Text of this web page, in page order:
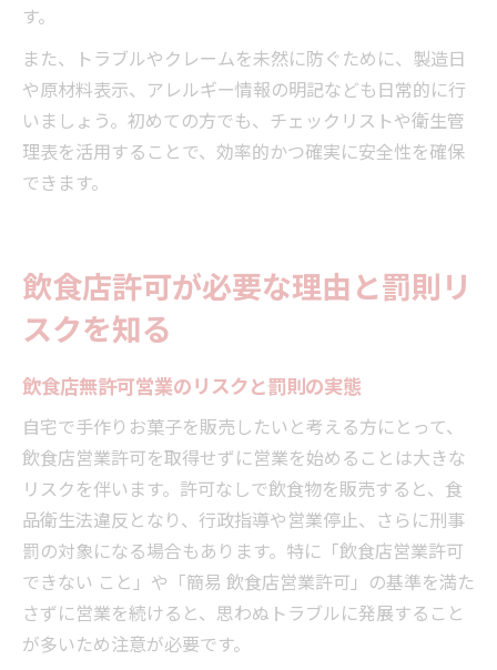
す。
また、トラブルやクレームを未然に防ぐために、製造日
や原材料表示、アレルギー情報の明記なども日常的に行
いましょう。初めての方でも、チェックリストや衛生管
理表を活用することで、効率的かつ確実に安全性を確保
できます。
飲食店許可が必要な理由と罰則リ
スクを知る
飲食店無許可営業のリスクと罰則の実態
自宅で手作りお菓子を販売したいと考える方にとって、
飲食店営業許可を取得せずに営業を始めることは大きな
リスクを伴います。許可なしで飲食物を販売すると、食
品衛生法違反となり、行政指導や営業停止、さらに刑事
罰の対象になる場合もあります。特に「飲食店営業許可
できない こと」や「簡易 飲食店営業許可」の基準を満た
さずに営業を続けると、思わぬトラブルに発展すること
が多いため注意が必要です。